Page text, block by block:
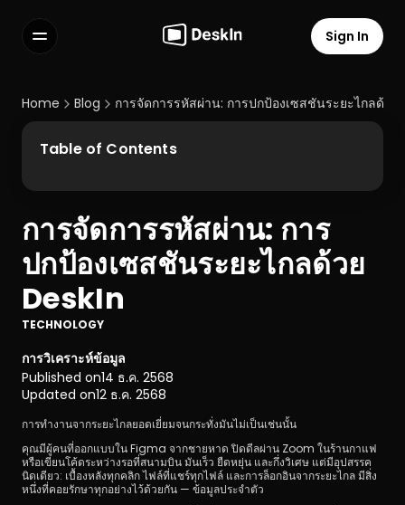
FAQs
Select Language
Terms of Service
Privacy Policy
Sign In
Home Blog การจัดการรหัสผ่าน: การปกป้องเซสชันระยะไกลด้วย
การจัดการรหัสผ่าน: การ
ปกป้องเซสชันระยะไกลด้วย
DeskIn
TECHNOLOGY
การวิเคราะห์ข้อมูล
Published on14 ธ.ค. 2568
Updated on12 ธ.ค. 2568
การทำงานจากระยะไกลยอดเยี่ยมจนกระทั่งมันไม่เป็นเช่นนั้น
คุณมีผู้คนที่ออกแบบใน Figma จากชายหาด ปิดดีลผ่าน Zoom ในร้านกาแฟ
หรือเขียนโค้ดระหว่างรอที่สนามบิน มันเร็ว ยืดหยุ่น และกึ่งวิเศษ แต่มีอุปสรรค
นิดเดียว: เบื้องหลังทุกคลิก ไฟล์ที่แชร์ทุกไฟล์ และการล็อกอินจากระยะไกล มีสิ่ง
หนึ่งที่คอยรักษาทุกอย่างไว้ด้วยกัน — ข้อมูลประจำตัว
Table of Contents